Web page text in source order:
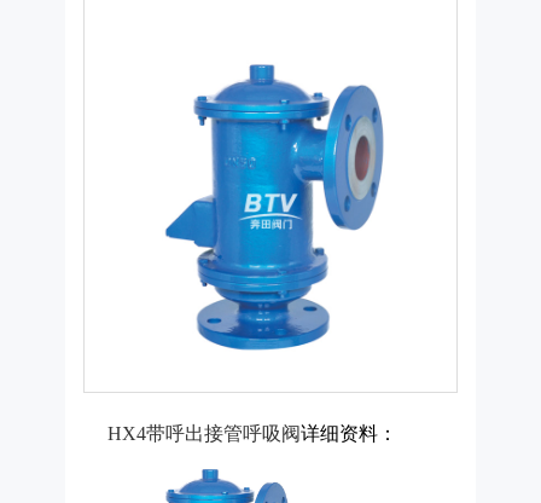
HX4带呼出接管呼吸阀详细资料：